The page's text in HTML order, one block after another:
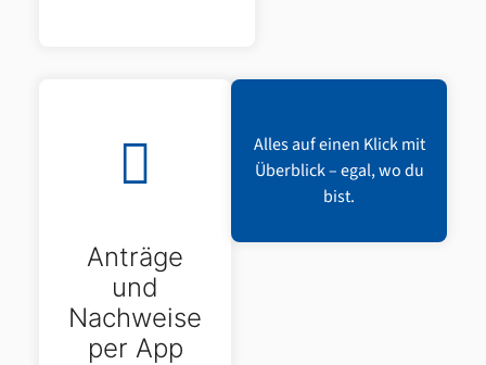
Anträge
und
Nachweise
per App
Alles auf einen Klick mit
Überblick – egal, wo du
bist.